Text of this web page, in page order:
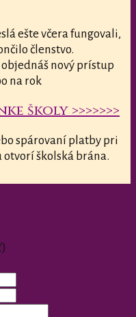
ešte včera fungovali,
členstvo.
nový prístup
na rok
školy >>>>>>>
spárovaní platby pri
školská brána.